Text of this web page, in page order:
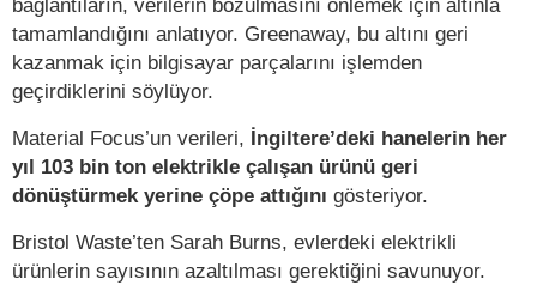
bağlantıların, verilerin bozulmasını önlemek için altınla
tamamlandığını anlatıyor. Greenaway, bu altını geri
kazanmak için bilgisayar parçalarını işlemden
geçirdiklerini söylüyor.
Material Focus’un verileri, İngiltere’deki hanelerin her
yıl 103 bin ton elektrikle çalışan ürünü geri
dönüştürmek yerine çöpe attığını gösteriyor.
Bristol Waste’ten Sarah Burns, evlerdeki elektrikli
ürünlerin sayısının azaltılması gerektiğini savunuyor.